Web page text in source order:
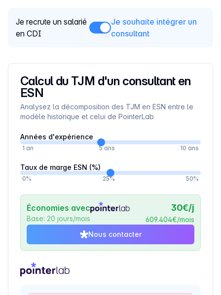
Je recrute un salarié
en CDI
Je souhaite intégrer un
consultant
Calcul du TJM d'un consultant en
ESN
Analysez la décomposition des TJM en ESN entre le
modèle historique et celui de PointerLab
Années d'expérience
1 an 5 ans 10 ans
Taux de marge ESN (%)
0% 25% 50%
Économies avec
Base: 20 jours/mois
30€/j
609.404€/mois
Nous contacter